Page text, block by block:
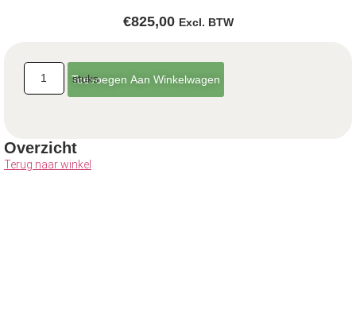
€825,00 Excl. BTW
Toevoegen Aan Winkelwagen
Overzicht
Terug naar winkel